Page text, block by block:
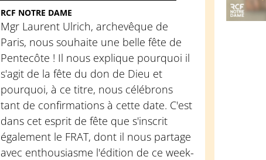
RCF NOTRE DAME
Mgr Laurent Ulrich, archevêque de
Paris, nous souhaite une belle fête de
Pentecôte ! Il nous explique pourquoi il
s'agit de la fête du don de Dieu et
pourquoi, à ce titre, nous célébrons
tant de confirmations à cette date. C'est
dans cet esprit de fête que s'inscrit
également le FRAT, dont il nous partage
avec enthousiasme l'édition de ce week-